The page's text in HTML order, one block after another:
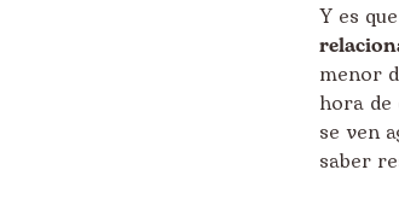
Y es
menor
hora
se ven
saber